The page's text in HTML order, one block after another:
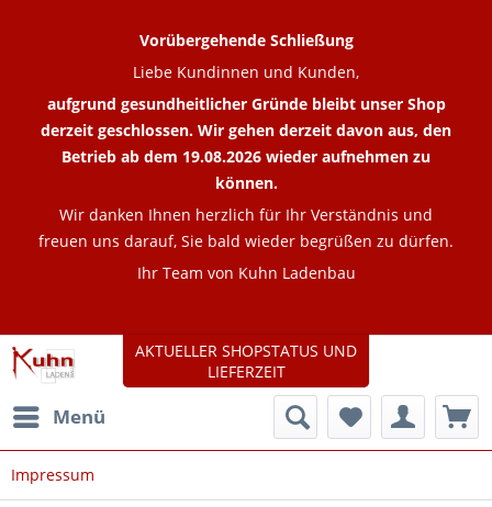
Menü
Impressum
AKTUELLER SHOPSTATUS UND
LIEFERZEIT
Vorübergehende Schließung
Liebe Kundinnen und Kunden,
aufgrund gesundheitlicher Gründe bleibt unser Shop
derzeit geschlossen. Wir gehen derzeit davon aus, den
Betrieb ab dem 19.08.2026 wieder aufnehmen zu
können.
Wir danken Ihnen herzlich für Ihr Verständnis und
freuen uns darauf, Sie bald wieder begrüßen zu dürfen.
Ihr Team von Kuhn Ladenbau